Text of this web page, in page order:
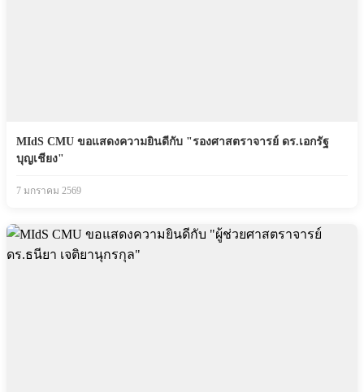
MIdS CMU ขอแสดงความยินดีกับ "รองศาสตราจารย์ ดร.เอกรัฐ
บุญเชียง"
7 มกราคม 2569